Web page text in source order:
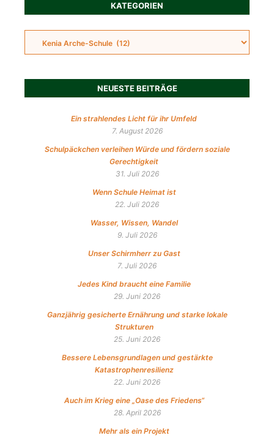
KATEGORIEN
NEUESTE BEITRÄGE
Ein strahlendes Licht für ihr Umfeld
7. August 2026
Schulpäckchen verleihen Würde und fördern soziale
Gerechtigkeit
31. Juli 2026
Wenn Schule Heimat ist
22. Juli 2026
Wasser, Wissen, Wandel
9. Juli 2026
Unser Schirmherr zu Gast
7. Juli 2026
Jedes Kind braucht eine Familie
29. Juni 2026
Ganzjährig gesicherte Ernährung und starke lokale
Strukturen
25. Juni 2026
Bessere Lebensgrundlagen und gestärkte
Katastrophenresilienz
22. Juni 2026
Auch im Krieg eine „Oase des Friedens“
28. April 2026
Mehr als ein Projekt